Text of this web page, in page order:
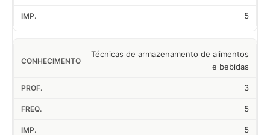
5
Técnicas de armazenamento de alimentos
e bebidas
3
5
5